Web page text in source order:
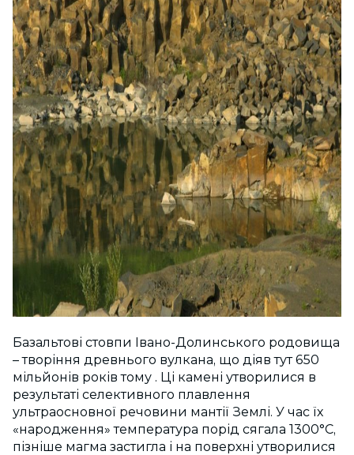
Базальтові стовпи Івано-Долинського родовища
– творіння древнього вулкана, що діяв тут 650
мільйонів років тому . Ці камені утворилися в
результаті селективного плавлення
ультраосновної речовини мантії Землі. У час їх
«народження» температура порід сягала 1300°С,
пізніше магма застигла і на поверхні утворилися